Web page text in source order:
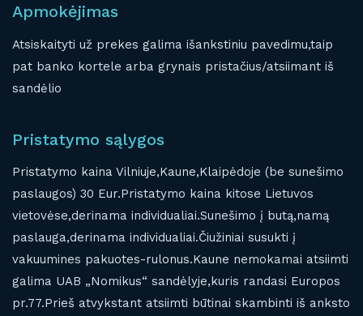
Apmokėjimas
Atsiskaityti už prekes galima išankstiniu pavedimu,taip
pat banko kortele arba grynais pristačius/atsiimant iš
sandėlio
Pristatymo sąlygos
Pristatymo kaina Vilniuje,Kaune,Klaipėdoje (be sunešimo
paslaugos) 30 Eur.Pristatymo kaina kitose Lietuvos
vietovėse,derinama individualiai.Sunešimo į butą,namą
paslauga,derinama individualiai.Čiužiniai susukti į
vakuumines pakuotes-rulonus.Kaune nemokamai atsiimti
galima UAB „Nomikus“ sandėlyje,kuris randasi Europos
pr.77.Prieš atvykstant atsiimti būtinai skambinti iš anksto